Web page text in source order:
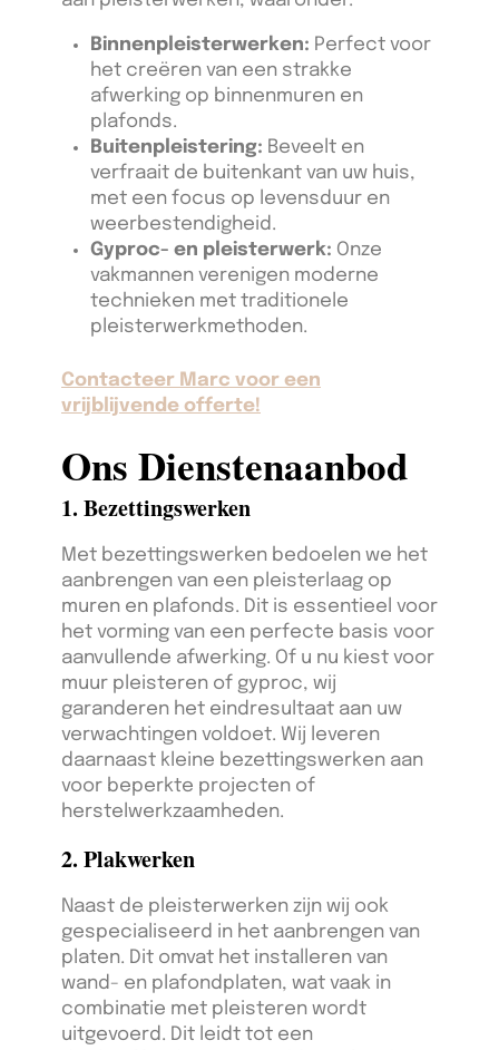
Binnenpleisterwerken: Perfect voor
het creëren van een strakke
afwerking op binnenmuren en
plafonds.
Buitenpleistering: Beveelt en
verfraait de buitenkant van uw huis,
met een focus op levensduur en
weerbestendigheid.
Gyproc- en pleisterwerk: Onze
vakmannen verenigen moderne
technieken met traditionele
pleisterwerkmethoden.
Contacteer Marc voor een
vrijblijvende offerte!
Ons Dienstenaanbod
1. Bezettingswerken
Met bezettingswerken bedoelen we het
aanbrengen van een pleisterlaag op
muren en plafonds. Dit is essentieel voor
het vorming van een perfecte basis voor
aanvullende afwerking. Of u nu kiest voor
muur pleisteren of gyproc, wij
garanderen het eindresultaat aan uw
verwachtingen voldoet. Wij leveren
daarnaast kleine bezettingswerken aan
voor beperkte projecten of
herstelwerkzaamheden.
2. Plakwerken
Naast de pleisterwerken zijn wij ook
gespecialiseerd in het aanbrengen van
platen. Dit omvat het installeren van
wand- en plafondplaten, wat vaak in
combinatie met pleisteren wordt
uitgevoerd. Dit leidt tot een